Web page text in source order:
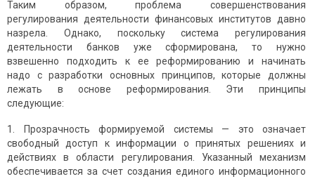
Таким образом, проблема совершенствования
регулирования деятельности финансовых институтов давно
назрела. Однако, поскольку система регулирования
деятельности банков уже сформирована, то нужно
взвешенно подходить к ее реформированию и начинать
надо с разработки основных принципов, которые должны
лежать в основе реформирования. Эти принципы
следующие:
1. Прозрачность формируемой системы — это означает
свободный доступ к информации о принятых решениях и
действиях в области регулирования. Указанный механизм
обеспечивается за счет создания единого информационного